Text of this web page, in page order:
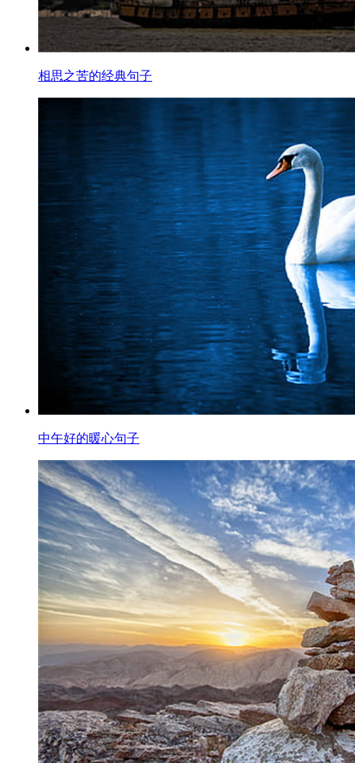
相思之苦的经典句子
中午好的暖心句子